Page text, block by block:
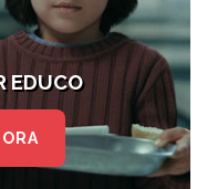
EDUCO